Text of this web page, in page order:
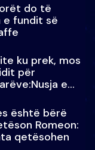
do të
e fundit së
ku prek, mos
për
e
është bërë
Romeon:
qetësohen